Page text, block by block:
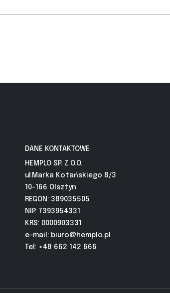
DANE KONTAKTOWE
HEMPLO SP. Z O.O.
ul.Marka Kotańskiego 8/3
10-166 Olsztyn
REGON: 389035505
NIP: 7393954331
KRS: 0000903331
e-mail: biuro@hemplo.pl
Tel: +48 662 142 666